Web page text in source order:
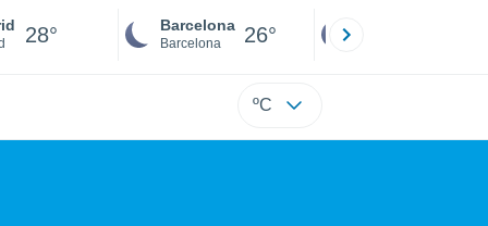
28° Barcelona
Barcelona 26°
ºC